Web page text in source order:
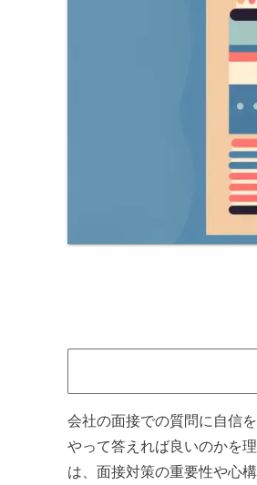
会社の面接での質問に自信
やって答えれば良いのかを
は、面接対策の重要性や心